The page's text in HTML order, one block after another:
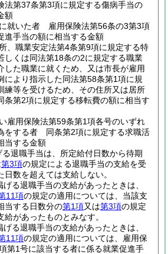
第37条第3項に規定する傷病手当の
額
就いた者 雇用保険法第56条の3第3項
進手当の額に相当する金額
、職業安定法第4条第9項に規定する特
しくは同法第18条の2に規定する職業
した職業に就くため、又は市長が雇用
により指示した同法第58条第1項に規
練等を受けるため、その住所又は居所
第2項に規定する移転費の額に相当す
雇用保険法第59条第1項各号のいずれ
をする者 同条第2項に規定する求職活
当する金額
る退職手当は、所定給付日数から待期
第3項の規定による退職手当の支給を受
日数を超えては支給しない。
げる退職手当の支給があったときは、
11項の規定の適用については、当該支
当する日数分の第1項又は第3項の規定
があったものとみなす。
げる退職手当の支給があったときは、
11項の規定の適用については、雇用保
第1号に該当する者に係る就業促進手